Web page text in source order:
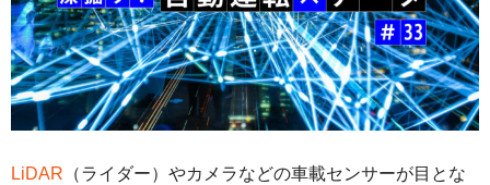
LiDAR （ライダー）やカメラなどの車載センサーが目とな